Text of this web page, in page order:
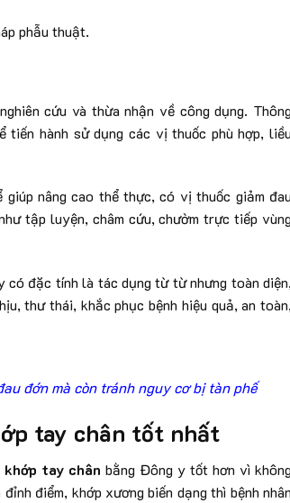
phẫu thuật.
cứu và thừa nhận về công dụng. Thông
hành sử dụng các vị thuốc phù hợp, liều
nâng cao thể thực, có vị thuốc giảm đau
tập luyện, châm cứu, chườm trực tiếp vùng
có đặc tính là tác dụng từ từ nhưng toàn diện,
thư thái, khắc phục bệnh hiệu quả, an toàn,
đớn mà còn tránh nguy cơ bị tàn phế
tay chân tốt nhất
khớp tay chân bằng Đông y tốt hơn vì không
điểm, khớp xương biến dạng thì bệnh nhân